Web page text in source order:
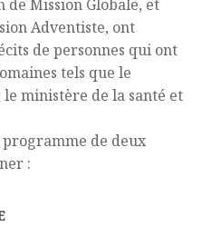
Mission Globale, et
Adventiste, ont
de personnes qui ont
tels que le
ministère de la santé et
de deux
: